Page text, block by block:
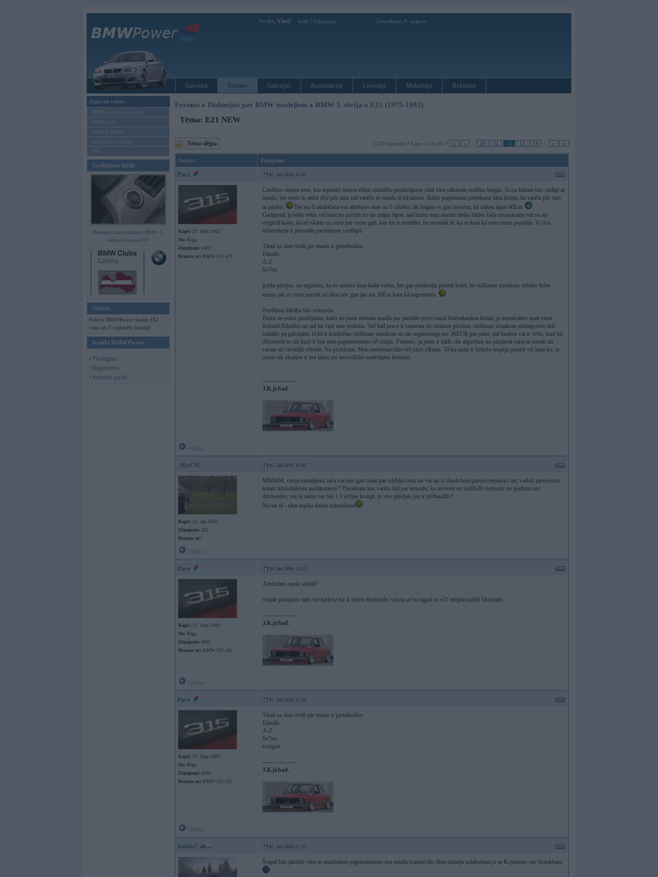
Sveiks, Viesi! Ienākt Reģistrācija Ceturtdiena, 6. augusts
Galvenā Forums Galerijas Reģistrācija Lietotāji Meklētājs Reklāma
Ziņas un raksti
BMW modeļu jaunumi
BMW testi
Mēneša BMW
Sērijveida tūnings
Vel...
Gadījuma bilde
Hamann pārveidojumi BMW 3.
sērijas kupejai E92
Online
Pašreiz BMWPower skatās 162
viesi un 5 reģistrēti lietotāji.
Ienākt BMWPower
• Pieslēgties
• Reģistrēties
• Aizmirsi paroli?
Forums » Diskusijas par BMW modeļiem » BMW 3. sērija » E21 (1975-1983)
Tēma: E21 NEW
Tēma slēgta 1219 ziņojumi • Lapa 12 no 61 • |« « 10 11 12 13 14 » »|
Autors Ziņojums
Puce 05. Jan 2006, 14:44 #221
Kopš: 27. May 2002
No: Rīga
Ziņojumi: 6431
Braucu ar: BMW 315 e21
Centīšos visiem tiem, kas iepriekš izteica vēlmi aizsūtīšu piedāvājumu sūtīt visu nākamās nedēļas beigās. Ja nu kādam būs sūdīgi ar
naudu, bet varēs to atdot drīz pēc tam, tad varēšu to naudu tā kā aizsist. Baltie pagriezieni pietiekami laba lietiņa, lai varētu pēc tam
ar pārdot.
Bet nu šī aizdošana var attiekties max uz 1 cilvēku. tik bagāts es gan neesmu, lai izdotu tāpat 40Eur.
Gadījumā, ja kāds vēlas vēl kaut ko pasūtīt no tās mājas lapas, tad lūdzu man atsūtiet lielās bildes faila nosaukumu vai nu arī
oriģināl kodu, kā arī skaitu un cenu par vienu gab, kas tur ir norādīta. lai nesanāk tā, ka es kaut ko neto esmu pasūtījis. šī visa
informācija ir jānorāda pasūtījumu veidlapā.
Tātad uz doto brīdi pie manis ir pieteikušies:
Edzulis
A-Z
Se7en
gaidu pārējos. un atgādinu, ka es netaisu kaut kādu varku, bet gan piedāvāju pasūtīt kopā, lai sūtīšanas izmaksas nebūtu lielas.
manis pēc es varu pasūtīt arī tikai sev. gan jau tos 36Eur kaut kā sagremošu.
Norēķinu kārtība būs sekojoša.
Pirms es veicu pasūtījumu, katrs no jums ieskaita naudu par pasūtīto preci manā Hansabankas kontā, ja neuzticaties man varat
ieskaitīt Edzulim un tad lai viņš man ieskaita. Tad kad prece ir saņemta un zināmas precīzas sūtīšanas izmaksas shitingcosts tiek
sadalīts pa galviņām. tā kā ir konkrētas sūtīšanas izmaksas un tās nepārsniegs tos 36EUR par paku, tad šaubos vai ir vērts, kaut kā
diferencēt to cik kurš ir bez tiem pagriezieniem vēl sūtījis. Protams, ja jums ir kāds cits algoritms ko piedāvāt varat to ieteikt un
varam arī savādāk rēķināt. No problemo. Man piemēram būs vēl pāris sīkumi. Tā ka jums ir lieliska iespēja pasūtīt vēl kaut ko, jo
cenas cik skatījos ir ļoti labas tur atsevišķām noderīgām lietiņām.
-----------------
J.K.jr.bad.
_iljaCH_ 05. Jan 2006, 15:00 #222
Kopš: 11. Jan 2005
Ziņojumi: 325
Braucu ar:
MMMM, cieņa runātājiem, taču vai nav gan runāt par edzhlja cenu un vai tas ir daudz/maz/pareizi/nepareici utt, varbūt pievērsties
tomēr tehniskākiem jautājumiem?! Piemēram kas varētu būt par iemeslu, ka nevienā no m20b20 motronic no podiem nav
dzirksteles, vai tā vaina var būt 1.3 sērijas kompī, jo viss pārējais jau ir pārbaudīts?
Nu tas tā - tikai topika tēmas uzturēšanai
Puce 05. Jan 2006, 15:13 #223
Kopš: 27. May 2002
No: Rīga
Ziņojumi: 6431
Braucu ar: BMW 315 e21
Aizdedzes spole strādā?
vispār jautājums tāds vai kādreiz tur ir bijusi dzirkstele, vai nu arī tu tagad uz e21 mēģini uzlikt Motronic...
-----------------
J.K.jr.bad.
Puce 05. Jan 2006, 15:30 #224
Kopš: 27. May 2002
No: Rīga
Ziņojumi: 6431
Braucu ar: BMW 315 e21
Tātad uz doto brīdi pie manis ir pieteikušies:
Edzulis
A-Z
Se7en
rosigais
-----------------
J.K.jr.bad.
janeks7 05. Jan 2006, 21:33 #225
Šogad būs jāiztiek vien ar oranžajiem pagriezieniem,visa nauda šoziem tiks likta dzinēja uzlabošanā jo ar K-jetronic nav braukšana